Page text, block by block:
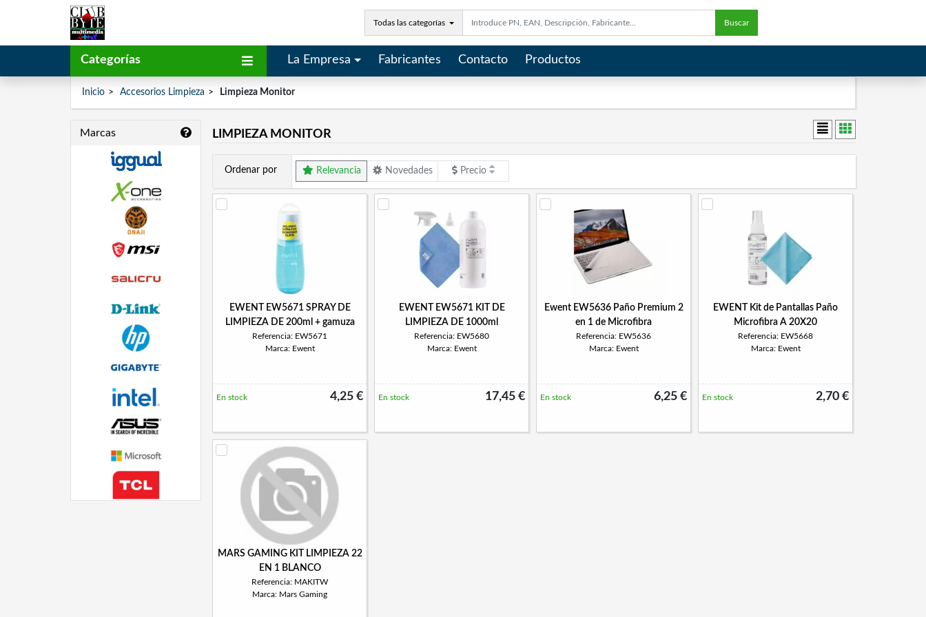
Todas las categorías Buscar
Categorías La Empresa Fabricantes Contacto Productos
Inicio Accesorios Limpieza Limpieza Monitor
Marcas LIMPIEZA MONITOR
Ordenar por Relevancia Novedades Precio
EWENT EW5671 SPRAY DE
LIMPIEZA DE 200ml + gamuza
Referencia: EW5671
Marca: Ewent
4,25 €
En stock
EWENT EW5671 KIT DE
LIMPIEZA DE 1000ml
Referencia: EW5680
Marca: Ewent
17,45 €
En stock
Ewent EW5636 Paño Premium 2
en 1 de Microfibra
Referencia: EW5636
Marca: Ewent
6,25 €
En stock
EWENT Kit de Pantallas Paño
Microfibra A 20X20
Referencia: EW5668
Marca: Ewent
2,70 €
En stock
MARS GAMING KIT LIMPIEZA 22
EN 1 BLANCO
Referencia: MAKITW
Marca: Mars Gaming